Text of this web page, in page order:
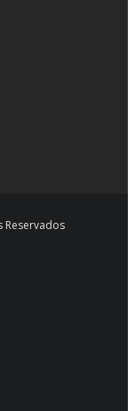
Reservados